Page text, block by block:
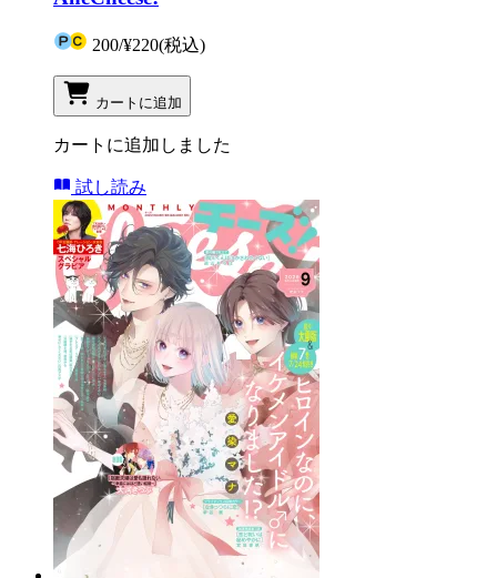
200/¥220(税込)
カートに追加
カートに追加しました
試し読み